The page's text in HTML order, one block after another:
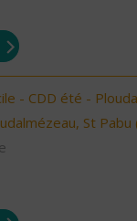
- CDD été -
St Pabu